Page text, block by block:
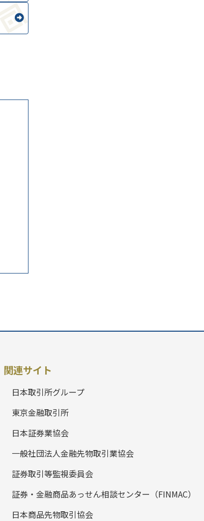
関連サイト
日本取引所グループ
東京金融取引所
日本証券業協会
一般社団法人金融先物取引業協会
証券取引等監視委員会
証券・金融商品あっせん相談センター（FINMAC）
日本商品先物取引協会